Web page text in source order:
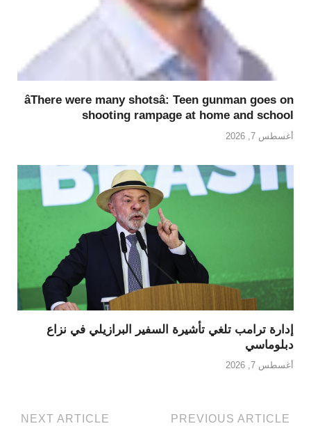
âThere were many shotsâ: Teen gunman goes on
shooting rampage at home and school
أغسطس 7, 2026
إدارة ترامب تلغي تأشيرة السفير البرازيلي في نزاع
دبلوماسي
أغسطس 7, 2026
PREVIOUS ARTICLE
NEXT ARTICLE